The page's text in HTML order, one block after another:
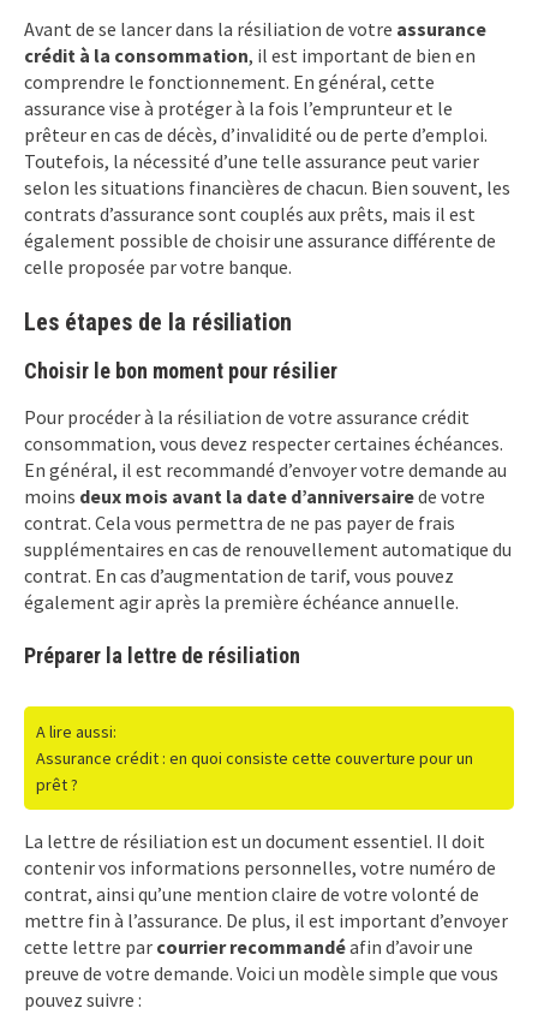
Avant de se lancer dans la résiliation de votre assurance
crédit à la consommation, il est important de bien en
comprendre le fonctionnement. En général, cette
assurance vise à protéger à la fois l’emprunteur et le
prêteur en cas de décès, d’invalidité ou de perte d’emploi.
Toutefois, la nécessité d’une telle assurance peut varier
selon les situations financières de chacun. Bien souvent, les
contrats d’assurance sont couplés aux prêts, mais il est
également possible de choisir une assurance différente de
celle proposée par votre banque.
Les étapes de la résiliation
Choisir le bon moment pour résilier
Pour procéder à la résiliation de votre assurance crédit
consommation, vous devez respecter certaines échéances.
En général, il est recommandé d’envoyer votre demande au
moins deux mois avant la date d’anniversairede votre
contrat. Cela vous permettra de ne pas payer de frais
supplémentaires en cas de renouvellement automatique du
contrat. En cas d’augmentation de tarif, vous pouvez
également agir après la première échéance annuelle.
Préparer la lettre de résiliation
A lire aussi:
Assurance crédit : en quoi consiste cette couverture pour un
prêt ?
La lettre de résiliation est un document essentiel. Il doit
contenir vos informations personnelles, votre numéro de
contrat, ainsi qu’une mention claire de votre volonté de
mettre fin à l’assurance. De plus, il est important d’envoyer
cette lettre par courrier recommandéafin d’avoir une
preuve de votre demande. Voici un modèle simple que vous
pouvez suivre :